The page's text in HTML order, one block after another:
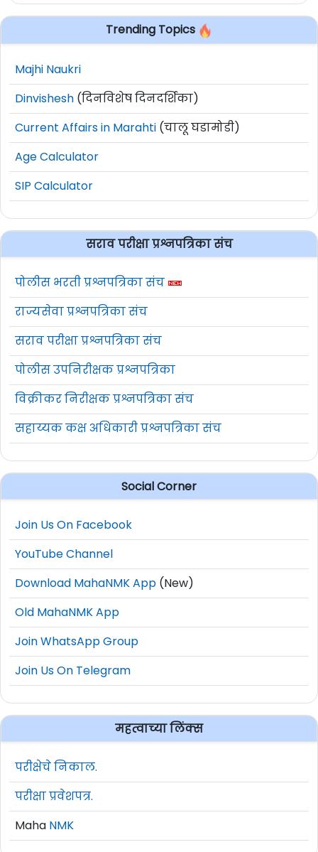
Trending Topics
Majhi Naukri
Dinvishesh (दिनविशेष दिनदर्शिका)
Current Affairs in Marahti (चालू घडामोडी)
Age Calculator
SIP Calculator
सराव परीक्षा प्रश्नपत्रिका संच
पोलीस भरती प्रश्नपत्रिका संच
राज्यसेवा प्रश्नपत्रिका संच
सराव परीक्षा प्रश्नपत्रिका संच
पोलीस उपनिरीक्षक प्रश्नपत्रिका
विक्रीकर निरीक्षक प्रश्नपत्रिका संच
सहाय्यक कक्ष अधिकारी प्रश्नपत्रिका संच
Social Corner
Join Us On Facebook
YouTube Channel
Download MahaNMK App (New)
Old MahaNMK App
Join WhatsApp Group
Join Us On Telegram
महत्वाच्या लिंक्स
परीक्षेचे निकाल.
परीक्षा प्रवेशपत्र.
Maha NMK